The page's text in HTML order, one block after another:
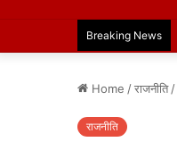
Breaking News
Home /राजनीति /
राजनीति